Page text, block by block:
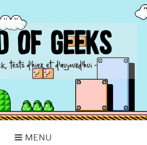
GEEKS
MENU